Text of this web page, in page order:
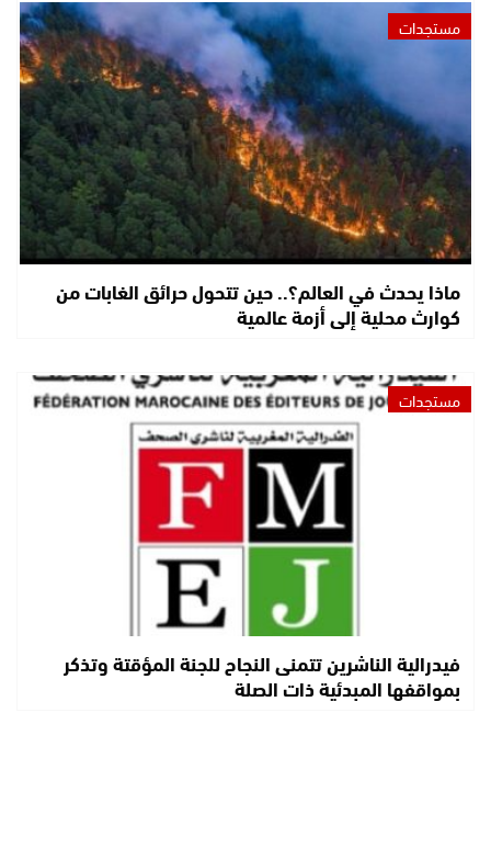
مستجدات
ماذا يحدث في العالم؟.. حين تتحول حرائق الغابات من
كوارث محلية إلى أزمة عالمية
مستجدات
فيدرالية الناشرين تتمنى النجاح للجنة المؤقتة وتذكر
بمواقفها المبدئية ذات الصلة